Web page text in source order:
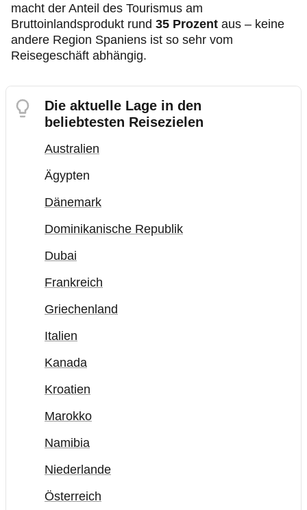
macht der Anteil des Tourismus am
Bruttoinlandsprodukt rund 35 Prozent aus – keine
andere Region Spaniens ist so sehr vom
Reisegeschäft abhängig.
Die aktuelle Lage in den
beliebtesten Reisezielen
Australien
Ägypten
Dänemark
Dominikanische Republik
Dubai
Frankreich
Griechenland
Italien
Kanada
Kroatien
Marokko
Namibia
Niederlande
Österreich